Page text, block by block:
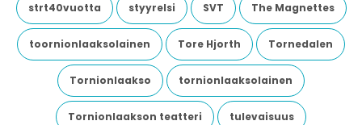
strt40vuotta styyrelsi SVT The Magnettes
toornionlaaksolainen Tore Hjorth Tornedalen
Tornionlaakso tornionlaaksolainen
Tornionlaakson teatteri tulevaisuus